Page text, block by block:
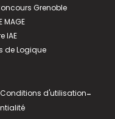
Grenoble
MAGE
IAE
de Logique
Conditions d'utilisation-